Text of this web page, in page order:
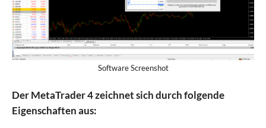
Software Screenshot
Der MetaTrader 4 zeichnet sich durch folgende
Eigenschaften aus: